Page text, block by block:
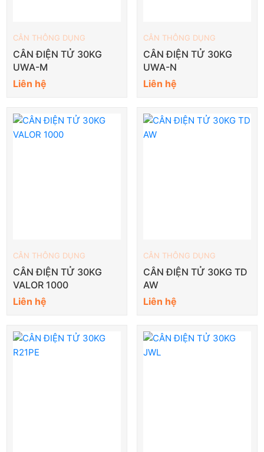
CÂN THÔNG DỤNG
CÂN ĐIỆN TỬ 30KG
UWA-M
Liên hệ
CÂN THÔNG DỤNG
CÂN ĐIỆN TỬ 30KG
UWA-N
Liên hệ
CÂN THÔNG DỤNG
CÂN ĐIỆN TỬ 30KG
VALOR 1000
Liên hệ
CÂN THÔNG DỤNG
CÂN ĐIỆN TỬ 30KG TD
AW
Liên hệ